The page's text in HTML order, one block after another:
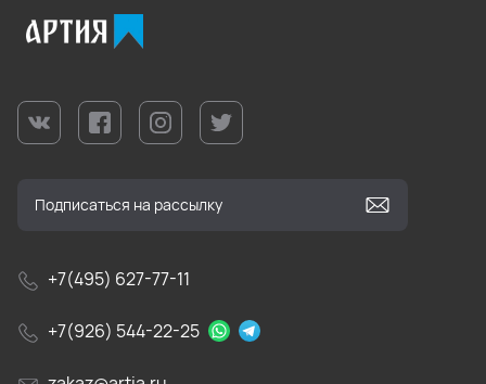
+7(495) 627-77-11
+7(926) 544-22-25